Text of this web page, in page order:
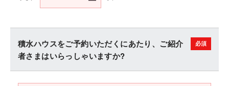
積水ハウスをご予約いただくにあたり、ご紹介
者さまはいらっしゃいますか?